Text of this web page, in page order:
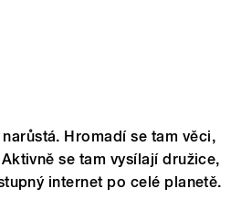
Hromadí se tam věci,
se tam vysílají družice,
internet po celé planetě.